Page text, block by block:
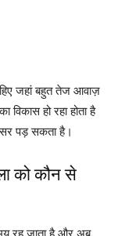
जहां बहुत तेज आवाज़
विकास हो रहा होता है
पड़ सकता है।
को कौन से